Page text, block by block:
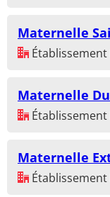
Maternelle
Établissement
Maternelle
Établissement
Maternelle
Établissement